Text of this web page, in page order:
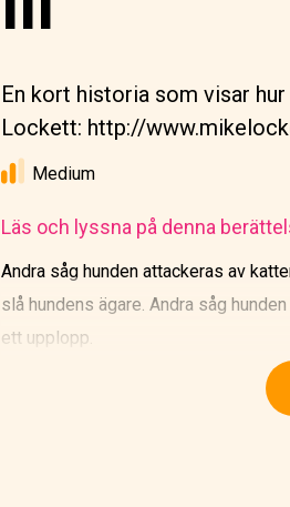
En kort historia som visar
Lockett: http://
Medium
Läs och lyssna på denna
Andra såg hunden attackeras av
slå hundens ägare. Andra såg
ett upplopp.
Polisen kom för att stoppa kampen.
ihåg varför de hade slagits mot